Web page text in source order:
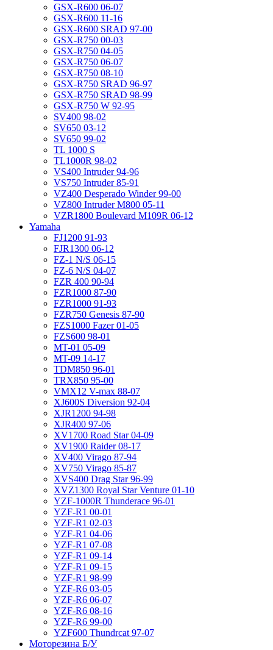
GSX-R600 06-07
GSX-R600 11-16
GSX-R600 SRAD 97-00
GSX-R750 00-03
GSX-R750 04-05
GSX-R750 06-07
GSX-R750 08-10
GSX-R750 SRAD 96-97
GSX-R750 SRAD 98-99
GSX-R750 W 92-95
SV400 98-02
SV650 03-12
SV650 99-02
TL 1000 S
TL1000R 98-02
VS400 Intruder 94-96
VS750 Intruder 85-91
VZ400 Desperado Winder 99-00
VZ800 Intruder M800 05-11
VZR1800 Boulevard M109R 06-12
Yamaha
FJ1200 91-93
FJR1300 06-12
FZ-1 N/S 06-15
FZ-6 N/S 04-07
FZR 400 90-94
FZR1000 87-90
FZR1000 91-93
FZR750 Genesis 87-90
FZS1000 Fazer 01-05
FZS600 98-01
MT-01 05-09
MT-09 14-17
TDM850 96-01
TRX850 95-00
VMX12 V-max 88-07
XJ600S Diversion 92-04
XJR1200 94-98
XJR400 97-06
XV1700 Road Star 04-09
XV1900 Raider 08-17
XV400 Virago 87-94
XV750 Virago 85-87
XVS400 Drag Star 96-99
XVZ1300 Royal Star Venture 01-10
YZF-1000R Thunderace 96-01
YZF-R1 00-01
YZF-R1 02-03
YZF-R1 04-06
YZF-R1 07-08
YZF-R1 09-14
YZF-R1 09-15
YZF-R1 98-99
YZF-R6 03-05
YZF-R6 06-07
YZF-R6 08-16
YZF-R6 99-00
YZF600 Thundrcat 97-07
Моторезина Б/У